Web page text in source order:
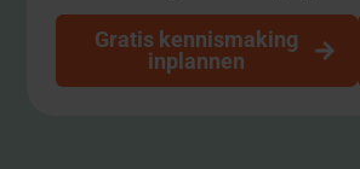
Gratis kennismaking
inplannen